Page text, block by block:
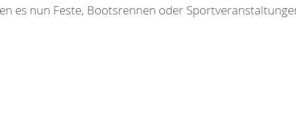
es nun Feste, Bootsrennen oder